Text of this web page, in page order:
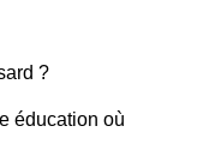
?
éducation où